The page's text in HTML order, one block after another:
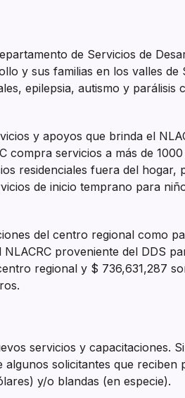
de Servicios de
y sus familias en los valles de
epilepsia, autismo y parálisis
y apoyos que brinda el
compra servicios a más de
residenciales fuera del hogar,
de inicio temprano para
del centro regional como
proveniente del DDS
regional y $ 736,631,287
servicios y capacitaciones.
solicitantes que reciben
y/o blandas (en especie).